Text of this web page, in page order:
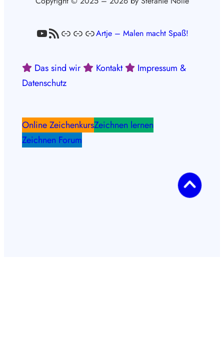
YouTube
RSS-FeedLinkLinkLinkArtje – Malen macht Spaß!
Das sind wir Kontakt
Impressum &
Datenschutz
Online ZeichenkursZeichnen lernen
Zeichnen Forum